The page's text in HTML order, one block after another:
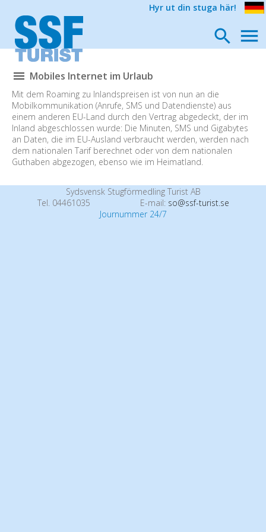
Hyr ut din stuga här!
Mobiles Internet im Urlaub
Mit dem Roaming zu Inlandspreisen ist von nun an die
Mobilkommunikation (Anrufe, SMS und Datendienste) aus
einem anderen EU-Land durch den Vertrag abgedeckt, der im
Inland abgeschlossen wurde: Die Minuten, SMS und Gigabytes
an Daten, die im EU-Ausland verbraucht werden, werden nach
dem nationalen Tarif berechnet oder von dem nationalen
Guthaben abgezogen, ebenso wie im Heimatland.
Sydsvensk Stugförmedling Turist AB
Tel. 04461035
E-mail: so@ssf-turist.se
Journummer 24/7